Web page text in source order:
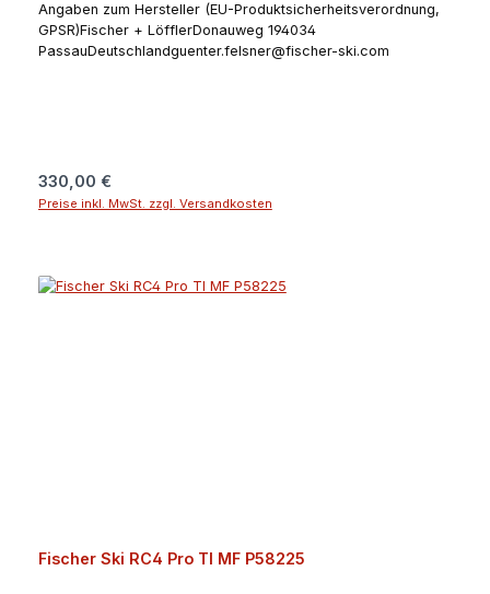
Angaben zum Hersteller (EU-Produktsicherheitsverordnung,
GPSR)Fischer + LöfflerDonauweg 194034
PassauDeutschlandguenter.felsner@fischer-ski.com
Regulärer Preis:
330,00 €
Preise inkl. MwSt. zzgl. Versandkosten
Fischer Ski RC4 Pro TI MF P58225